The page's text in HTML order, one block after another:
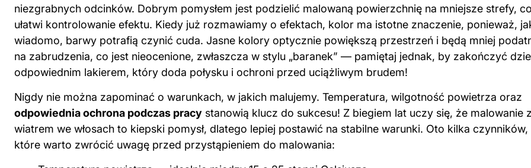
niezgrabnych odcinków. Dobrym pomysłem jest podzielić malowaną powierzchnię na mniejsze strefy,
ułatwi kontrolowanie efektu. Kiedy już rozmawiamy o efektach, kolor ma istotne znaczenie, ponieważ,
wiadomo, barwy potrafią czynić cuda. Jasne kolory optycznie powiększą przestrzeń i będą mniej
na zabrudzenia, co jest nieocenione, zwłaszcza w stylu „baranek” — pamiętaj jednak, by zakończyć
odpowiednim lakierem, który doda połysku i ochroni przed uciążliwym brudem!
Nigdy nie można zapominać o warunkach, w jakich malujemy. Temperatura, wilgotność powietrza oraz
odpowiednia ochrona podczas pracy stanowią klucz do sukcesu! Z biegiem lat uczy się, że malowanie
wiatrem we włosach to kiepski pomysł, dlatego lepiej postawić na stabilne warunki. Oto kilka czynników,
które warto zwrócić uwagę przed przystąpieniem do malowania: